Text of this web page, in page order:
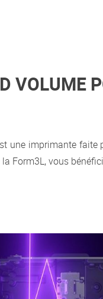
VOLUME
une imprimante faite
Form3L, vous